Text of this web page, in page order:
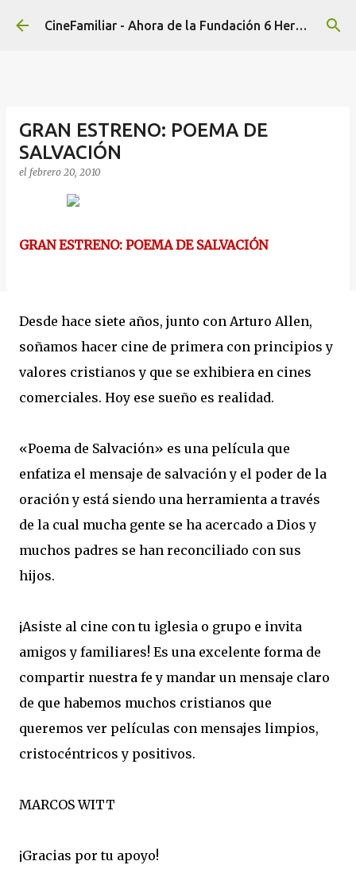
Ir al contenido principal CineFamiliar - Ahora de la Fundación 6 Hermanos
GRAN ESTRENO: POEMA DE
SALVACIÓN
el febrero 20, 2010
GRAN ESTRENO: POEMA DE SALVACIÓN
Desde hace siete años, junto con Arturo Allen,
soñamos hacer cine de primera con principios y
valores cristianos y que se exhibiera en cines
comerciales. Hoy ese sueño es realidad.
«Poema de Salvación» es una película que
enfatiza el mensaje de salvación y el poder de la
oración y está siendo una herramienta a través
de la cual mucha gente se ha acercado a Dios y
muchos padres se han reconciliado con sus
hijos.
¡Asiste al cine con tu iglesia o grupo e invita
amigos y familiares! Es una excelente forma de
compartir nuestra fe y mandar un mensaje claro
de que habemos muchos cristianos que
queremos ver películas con mensajes limpios,
cristocéntricos y positivos.
MARCOS WITT
¡Gracias por tu apoyo!